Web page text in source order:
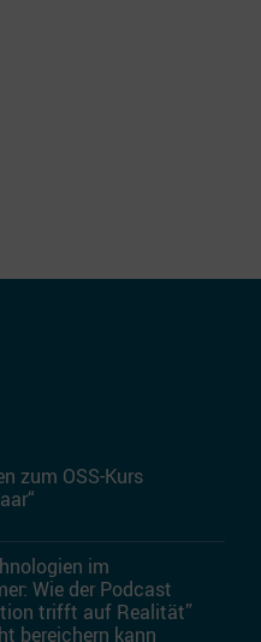
zum OSS-Kurs
im
Wie der Podcast
trifft auf Realität”
bereichern kann